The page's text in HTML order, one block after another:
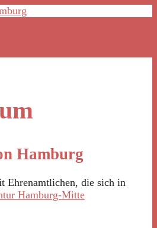
Hamburg
Ehrenamtlichen, die sich in
Hamburg-Mitte